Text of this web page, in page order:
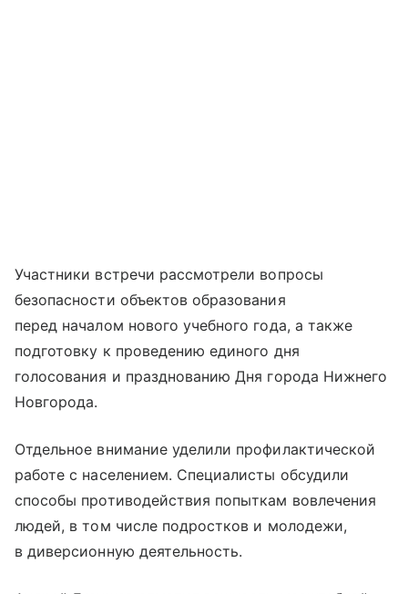
Участники встречи рассмотрели вопросы
безопасности объектов образования
перед началом нового учебного года, а также
подготовку к проведению единого дня
голосования и празднованию Дня города Нижнего
Новгорода.
Отдельное внимание уделили профилактической
работе с населением. Специалисты обсудили
способы противодействия попыткам вовлечения
людей, в том числе подростков и молодежи,
в диверсионную деятельность.